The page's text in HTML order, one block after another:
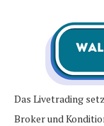
Das Livetrading
Broker und